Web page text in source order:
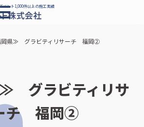
メント1,000件以上の施工実績
県≫ グラビティリサーチ 福岡②
グラビティリサ
チ 福岡②